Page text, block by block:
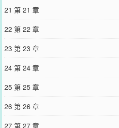
21 第 21 章
22 第 22 章
23 第 23 章
24 第 24 章
25 第 25 章
26 第 26 章
27 第 27 章